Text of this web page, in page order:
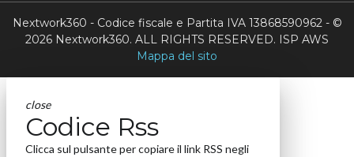
Nextwork360 - Codice fiscale e Partita IVA 13868590962 - ©
2026 Nextwork360. ALL RIGHTS RESERVED. ISP AWS
Mappa del sito
close
Codice Rss
Clicca sul pulsante per copiare il link RSS negli